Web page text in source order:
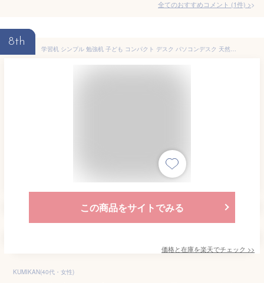
全てのおすすめコメント (1件) >
8th
学習机 シンプル 勉強机 子ども コンパクト デスク パソコンデスク 天然木 子供 小学生 中学生 おしゃれ 子供 おすすめ ITOKI ナチュラルホワイト 白 ベージュ Camomille GC-F イトーキ カモミール 学習デスク W100cm (P5倍 5/9-5/16) まとめ買い3%オフ
この商品をサイトでみる
価格と在庫を楽天でチェック >>
KUMIKAN(40代・女性)